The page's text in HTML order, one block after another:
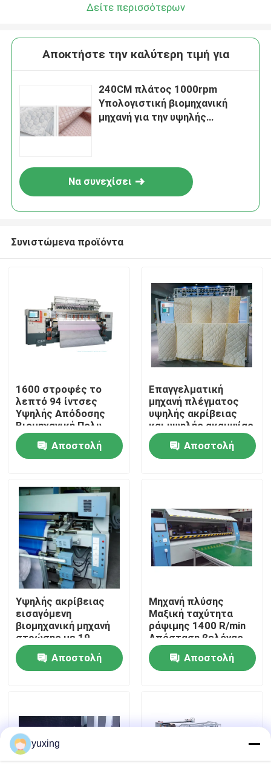
Σπίτι
Προϊόντα
Βίντεο
Εμφάνιση VR
Σχετικά με εμάς
Επισκεψή εργοστασίου
Έλεγχος Ποιότητας
Ειδήσεις
Υποθέσεις
Δείτε περισσότερων
Αποκτήστε την καλύτερη τιμή για
240CM πλάτος 1000rpm
Υπολογιστική βιομηχανική
μηχανή για την υψηλής
Να συνεχίσει
Συνιστώμενα προϊόντα
1600 στροφές το
λεπτό 94 ίντσες
Υψηλής Απόδοσης
Βιομηχανική Πολυ-
Νύκλα Quilter με
αυτόματο σύστημα
λίπανσης
Αποστολή
Επαγγελματική
μηχανή πλέγματος
υψηλής ακρίβειας
και υψηλής ακαμψίας
με εισαγόμενη ράβδο
βίδας
Αποστολή
Υψηλής ακρίβειας
εισαγόμενη
βιομηχανική μηχανή
στρώσης με 19
βελόνες και 1
Αποστολή
Μηχανή πλύσης
Μαξική ταχύτητα
ράψιμης 1400 R/min
Απόσταση βελόνας
25,4 mm για
επαγγελματική
πλύση
Αποστολή
yuxing